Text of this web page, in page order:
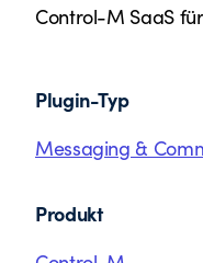
Control-M SaaS
Plugin-Typ
Messaging &
Produkt